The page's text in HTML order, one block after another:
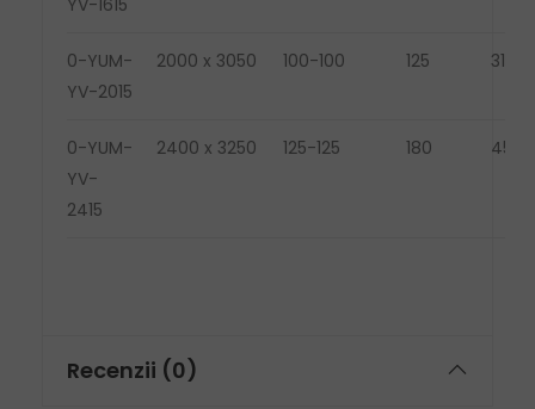
0-YUM-
YV-2015
2000 x 3050 100-100 125 3150
0-YUM-
YV-
2415
2400 x 3250 125-125 180 4500
Recenzii (0)